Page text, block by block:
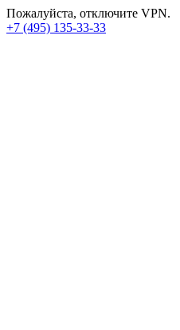
Пожалуйста, отключите VPN.
+7 (495) 135-33-33